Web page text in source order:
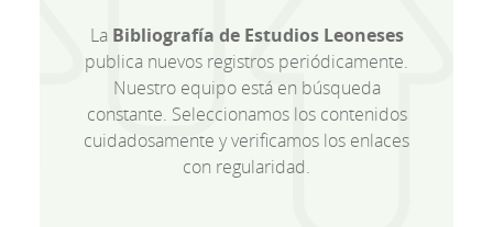
La Bibliografía de Estudios Leoneses
publica nuevos registros periódicamente.
Nuestro equipo está en búsqueda
constante. Seleccionamos los contenidos
cuidadosamente y verificamos los enlaces
con regularidad.